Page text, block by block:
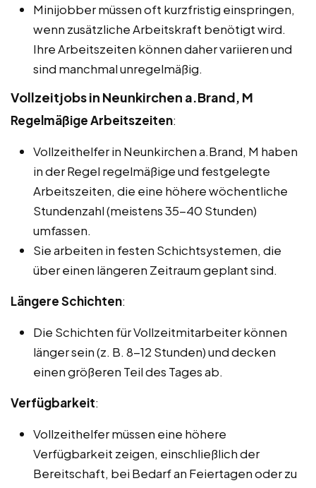
Minijobber müssen oft kurzfristig einspringen,
wenn zusätzliche Arbeitskraft benötigt wird.
Ihre Arbeitszeiten können daher variieren und
sind manchmal unregelmäßig.
Vollzeitjobs in Neunkirchen a.Brand, M
Regelmäßige Arbeitszeiten:
Vollzeithelfer in Neunkirchen a.Brand, M haben
in der Regel regelmäßige und festgelegte
Arbeitszeiten, die eine höhere wöchentliche
Stundenzahl (meistens 35-40 Stunden)
umfassen.
Sie arbeiten in festen Schichtsystemen, die
über einen längeren Zeitraum geplant sind.
Längere Schichten:
Die Schichten für Vollzeitmitarbeiter können
länger sein (z. B. 8-12 Stunden) und decken
einen größeren Teil des Tages ab.
Verfügbarkeit:
Vollzeithelfer müssen eine höhere
Verfügbarkeit zeigen, einschließlich der
Bereitschaft, bei Bedarf an Feiertagen oder zu